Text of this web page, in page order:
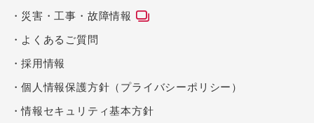
災害・工事・故障情報
よくあるご質問
採用情報
個人情報保護方針（プライバシーポリシー）
情報セキュリティ基本方針